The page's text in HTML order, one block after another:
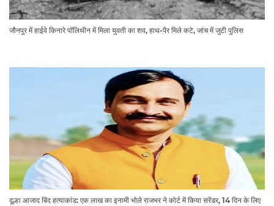
जौनपुर में हाईवे किनारे पॉलिथीन में मिला युवती का शव, हाथ-पैर मिले कटे, जांच में जुटी पुलिस
दूल्हा आजाद बिंद हत्याकांड: एक लाख का इनामी भोले राजभर ने कोर्ट में किया सरेंडर, 14 दिन के लिए